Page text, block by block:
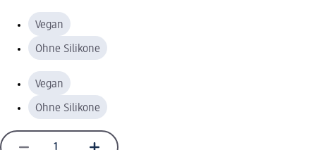
Vegan
Ohne Silikone
Vegan
Ohne Silikone